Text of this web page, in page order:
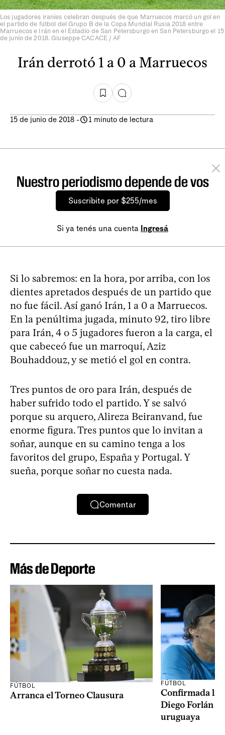
Los jugadores iraníes celebran después de que Marruecos marcó un gol en
el partido de fútbol del Grupo B de la Copa Mundial Rusia 2018 entre
Marruecos e Irán en el Estadio de San Petersburgo en San Petersburgo el 15
de junio de 2018. Giuseppe CACACE / AF
Irán derrotó 1 a 0 a Marruecos
15 de junio de 2018 - 1 minuto de lectura
Nuestro periodismo depende de vos
Suscribite por $255/mes
Si ya tenés una cuenta Ingresá
Si lo sabremos: en la hora, por arriba, con los
dientes apretados después de un partido que
no fue fácil. Así ganó Irán, 1 a 0 a Marruecos.
En la penúltima jugada, minuto 92, tiro libre
para Irán, 4 o 5 jugadores fueron a la carga, el
que cabeceó fue un marroquí, Aziz
Bouhaddouz, y se metió el gol en contra.
Tres puntos de oro para Irán, después de
haber sufrido todo el partido. Y se salvó
porque su arquero, Alireza Beiranvand, fue
enorme figura. Tres puntos que lo invitan a
soñar, aunque en su camino tenga a los
favoritos del grupo, España y Portugal. Y
sueña, porque soñar no cuesta nada.
Comentar
Más de Deporte
FÚTBOL
Arranca el Torneo Clausura
FÚTBOL
Confirmada la
Diego Forlán
uruguaya